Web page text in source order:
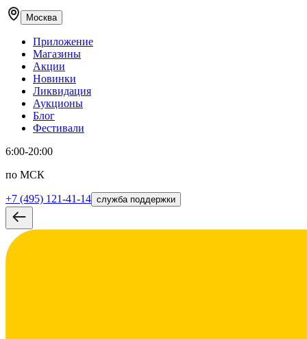
Москва
Приложение
Магазины
Акции
Новинки
Ликвидация
Аукционы
Блог
Фестивали
6:00-20:00
по МСК
+7 (495) 121-41-14 служба поддержки